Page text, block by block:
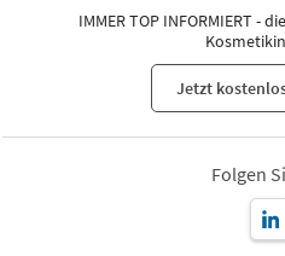
IMMER TOP INFORMIERT -
Jetzt
Folgen